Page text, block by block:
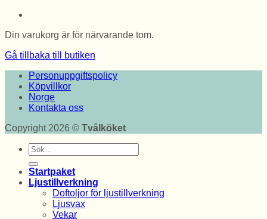
Din varukorg är för närvarande tom.
Gå tillbaka till butiken
Personuppgiftspolicy
Köpvillkor
Norge
Kontakta oss
Copyright 2026 © Tvålköket
Sök
efter:
Startpaket
Ljustillverkning
Doftoljor för ljustillverkning
Ljusvax
Vekar